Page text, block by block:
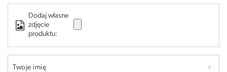
Dodaj własne
zdjęcie
produktu:
Twoje imię